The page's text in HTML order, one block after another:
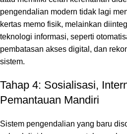
pengendalian modern tidak lagi
kertas memo fisik, melainkan
teknologi informasi, seperti
pembatasan akses digital, dan
sistem.
Tahap 4: Sosialisasi,
Pemantauan Mandiri
Sistem pengendalian yang baru